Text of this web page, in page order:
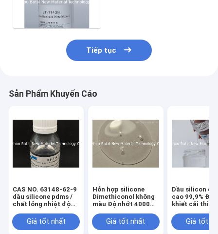
Tiếp tục
Sản Phẩm Khuyến Cáo
CAS NO. 63148-62-9
dầu silicone pdms /
chất lỏng nhiệt độ
Giá tốt nhất
Hỗn hợp silicone
Dimethiconol không
màu Độ nhớt 4000
Giá tốt nhất
Dầu silicon
cao 99,9% Độ
khiết cải thiện
Giá tốt